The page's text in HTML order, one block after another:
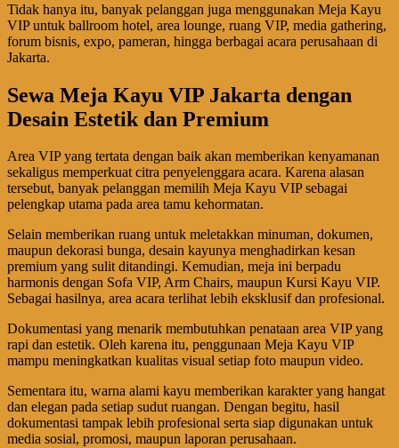
Tidak hanya itu, banyak pelanggan juga menggunakan Meja Kayu
VIP untuk ballroom hotel, area lounge, ruang VIP, media gathering,
forum bisnis, expo, pameran, hingga berbagai acara perusahaan di
Jakarta.
Sewa Meja Kayu VIP Jakarta dengan
Desain Estetik dan Premium
Area VIP yang tertata dengan baik akan memberikan kenyamanan
sekaligus memperkuat citra penyelenggara acara. Karena alasan
tersebut, banyak pelanggan memilih Meja Kayu VIP sebagai
pelengkap utama pada area tamu kehormatan.
Selain memberikan ruang untuk meletakkan minuman, dokumen,
maupun dekorasi bunga, desain kayunya menghadirkan kesan
premium yang sulit ditandingi. Kemudian, meja ini berpadu
harmonis dengan Sofa VIP, Arm Chairs, maupun Kursi Kayu VIP.
Sebagai hasilnya, area acara terlihat lebih eksklusif dan profesional.
Dokumentasi yang menarik membutuhkan penataan area VIP yang
rapi dan estetik. Oleh karena itu, penggunaan Meja Kayu VIP
mampu meningkatkan kualitas visual setiap foto maupun video.
Sementara itu, warna alami kayu memberikan karakter yang hangat
dan elegan pada setiap sudut ruangan. Dengan begitu, hasil
dokumentasi tampak lebih profesional serta siap digunakan untuk
media sosial, promosi, maupun laporan perusahaan.